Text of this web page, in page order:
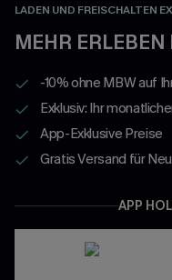
LADEN UND FREISCHALTEN
MEHR
-10% ohne MBW auf
Exklusiv: Ihr
App-Exklusive Preise
Gratis Versand für
APP